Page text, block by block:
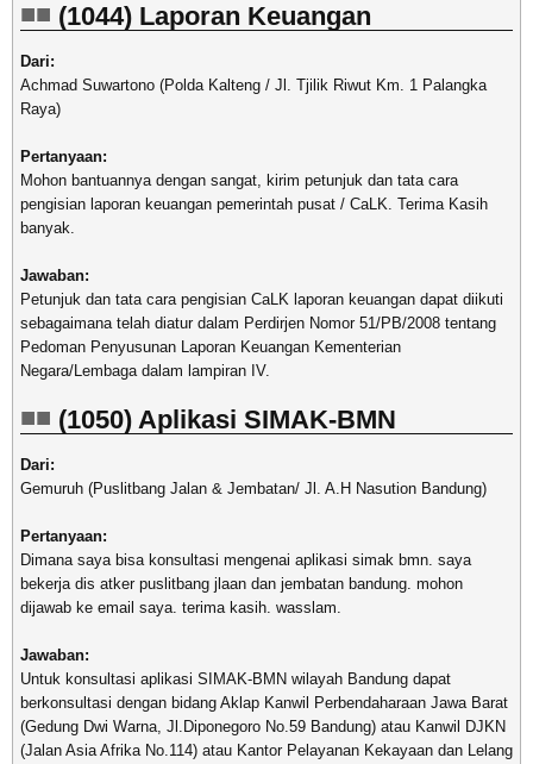
(1044) Laporan Keuangan
Dari:
Achmad Suwartono (Polda Kalteng / Jl. Tjilik Riwut Km. 1 Palangka
Raya)
Pertanyaan:
Mohon bantuannya dengan sangat, kirim petunjuk dan tata cara
pengisian laporan keuangan pemerintah pusat / CaLK. Terima Kasih
banyak.
Jawaban:
Petunjuk dan tata cara pengisian CaLK laporan keuangan dapat diikuti
sebagaimana telah diatur dalam Perdirjen Nomor 51/PB/2008 tentang
Pedoman Penyusunan Laporan Keuangan Kementerian
Negara/Lembaga dalam lampiran IV.
(1050) Aplikasi SIMAK-BMN
Dari:
Gemuruh (Puslitbang Jalan & Jembatan/ Jl. A.H Nasution Bandung)
Pertanyaan:
Dimana saya bisa konsultasi mengenai aplikasi simak bmn. saya
bekerja dis atker puslitbang jlaan dan jembatan bandung. mohon
dijawab ke email saya. terima kasih. wasslam.
Jawaban:
Untuk konsultasi aplikasi SIMAK-BMN wilayah Bandung dapat
berkonsultasi dengan bidang Aklap Kanwil Perbendaharaan Jawa Barat
(Gedung Dwi Warna, Jl.Diponegoro No.59 Bandung) atau Kanwil DJKN
(Jalan Asia Afrika No.114) atau Kantor Pelayanan Kekayaan dan Lelang